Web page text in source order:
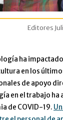
Editores
ha
en los
de apoyo
en el trabajo ha
de COVID-19.